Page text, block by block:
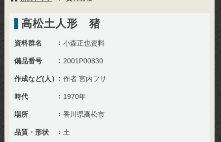
高松土人形 猪
資料群名 小森正也資料
備品番号 2001P00830
作成など(人） 作者:宮内フサ
時代 1970年
場所 香川県高松市
品質・形状 土